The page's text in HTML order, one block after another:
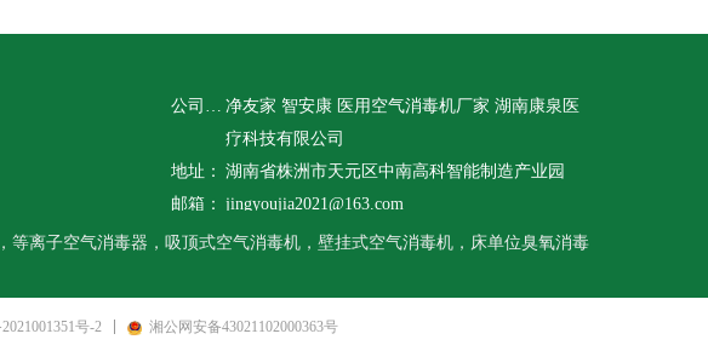
公司名称： 净友家 智安康 医用空气消毒机厂家 湖南康泉医
疗科技有限公司
地址： 湖南省株洲市天元区中南高科智能制造产业园
邮箱： jingyoujia2021@163.com
离子空气消毒器，吸顶式空气消毒机，壁挂式空气消毒机，床单位臭氧消毒
号-2 湘公网安备43021102000363号